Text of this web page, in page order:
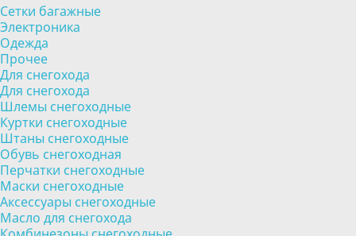
Сетки багажные
Электроника
Одежда
Прочее
Для снегохода
Для снегохода
Шлемы снегоходные
Куртки снегоходные
Штаны снегоходные
Обувь снегоходная
Перчатки снегоходные
Маски снегоходные
Аксессуары снегоходные
Масло для снегохода